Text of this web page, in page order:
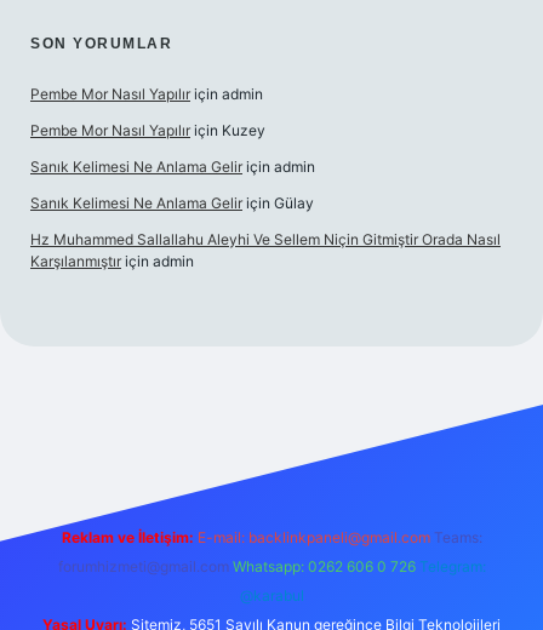
SON YORUMLAR
Pembe Mor Nasıl Yapılır için admin
Pembe Mor Nasıl Yapılır için Kuzey
Sanık Kelimesi Ne Anlama Gelir için admin
Sanık Kelimesi Ne Anlama Gelir için Gülay
Hz Muhammed Sallallahu Aleyhi Ve Sellem Niçin Gitmiştir Orada Nasıl
Karşılanmıştır için admin
Reklam ve İletişim: E-mail: backlinkpaneli@gmail.com Teams:
forumhizmeti@gmail.com Whatsapp: 0262 606 0 726 Telegram:
@karabul
Yasal Uyarı: Sitemiz, 5651 Sayılı Kanun gereğince Bilgi Teknolojileri